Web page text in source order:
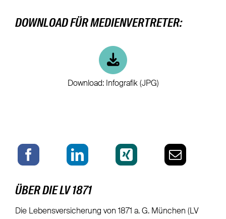
DOWNLOAD FÜR MEDIENVERTRETER:
Download: Infografik (JPG)
ÜBER DIE LV 1871
Die Lebensversicherung von 1871 a. G. München (LV